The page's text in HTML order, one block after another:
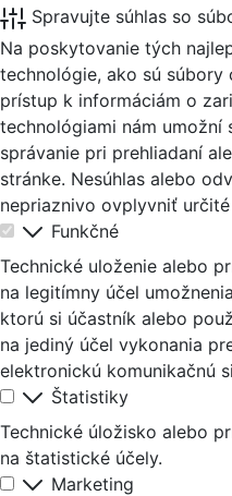
Spravujte súhlas so
Na poskytovanie tých
technológie, ako sú súbory
prístup k informáciám o
technológiami nám umožní
správanie pri prehliadaní
stránke. Nesúhlas alebo
nepriaznivo ovplyvniť
Funkčné
Technické uloženie alebo
na legitímny účel
ktorú si účastník alebo
na jediný účel vykonania
elektronickú komunikačnú
Štatistiky
Technické úložisko alebo
na štatistické účely.
Marketing